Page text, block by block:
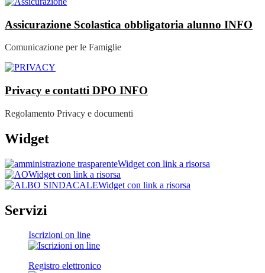
Assicurazione Scolastica obbligatoria alunno INFO
Comunicazione per le Famiglie
Privacy e contatti DPO INFO
Regolamento Privacy e documenti
Widget
Widget con link a risorsa
Widget con link a risorsa
Widget con link a risorsa
Servizi
Iscrizioni on line
Registro elettronico